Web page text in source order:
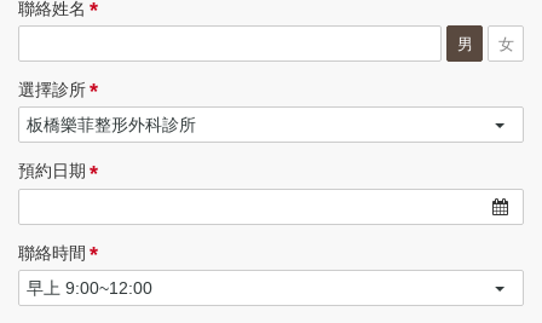
聯絡姓名 *
男 女
選擇診所*
預約日期 *
聯絡時間 *